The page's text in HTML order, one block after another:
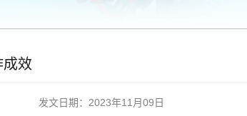
效
发文日期：2023年11月09日